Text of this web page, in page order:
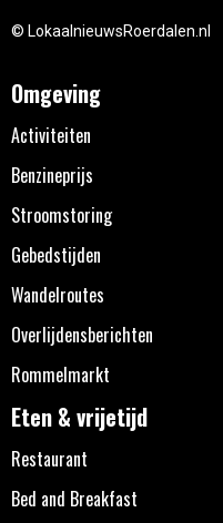
© LokaalnieuwsRoerdalen.nl
Omgeving
Activiteiten
Benzineprijs
Stroomstoring
Gebedstijden
Wandelroutes
Overlijdensberichten
Rommelmarkt
Eten & vrijetijd
Restaurant
Bed and Breakfast